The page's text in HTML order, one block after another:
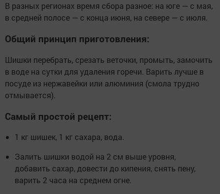
В разных регионах время сбора разное: на юге — с мая,
в средней полосе — с конца июня, на севере — с июля.
Общий принцип приготовления:
Шишки перебрать, срезать веточки, промыть, замочить
в воде на сутки для удаления горечи. Варить лучше в
посуде из нержавейки или алюминия (смола трудно
отмывается).
Самый простой рецепт:
1 кг шишек, 1 кг сахара, вода.
Залить шишки водой на 2 см выше уровня,
добавить сахар, довести до кипения, снять пену,
варить 2 часа на среднем огне.